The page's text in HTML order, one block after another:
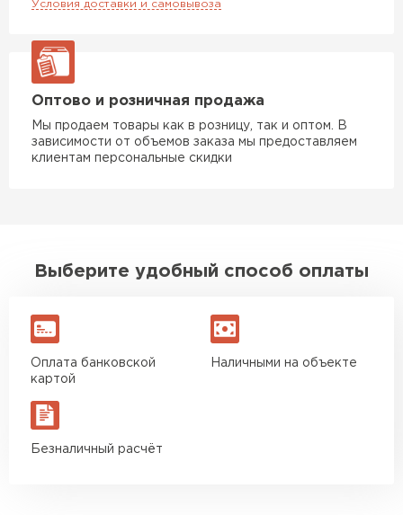
Условия доставки и самовывоза
Оптово и розничная продажа
Мы продаем товары как в розницу, так и оптом. В
зависимости от объемов заказа мы предоставляем
клиентам персональные скидки
Выберите удобный способ оплаты
Оплата банковской
картой
Наличными на объекте
Безналичный расчёт